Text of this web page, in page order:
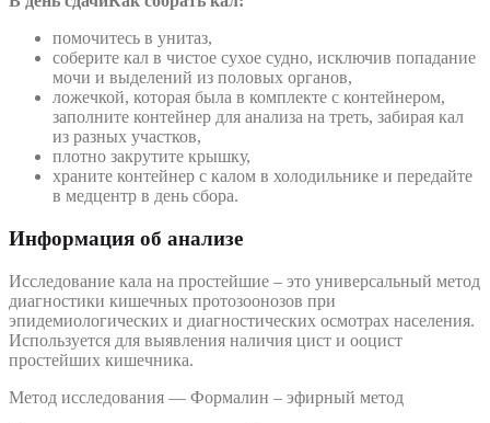
помочитесь в унитаз,
соберите кал в чистое сухое судно, исключив попадание
мочи и выделений из половых органов,
ложечкой, которая была в комплекте с контейнером,
заполните контейнер для анализа на треть, забирая кал
из разных участков,
плотно закрутите крышку,
храните контейнер с калом в холодильнике и передайте
в медцентр в день сбора.
Информация об анализе
Исследование кала на простейшие – это универсальный метод
диагностики кишечных протозоонозов при
эпидемиологических и диагностических осмотрах населения.
Используется для выявления наличия цист и ооцист
простейших кишечника.
Метод исследования — Формалин – эфирный метод